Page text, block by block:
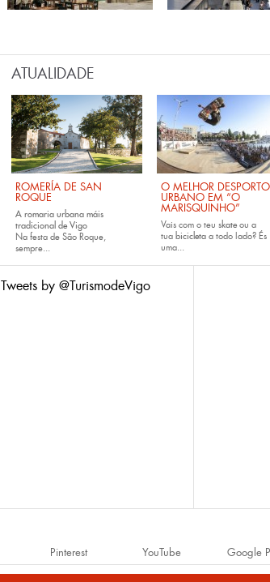
ATUALIDADE
ROMERÍA DE SAN
ROQUE
A romaria urbana máis
tradicional de Vigo
Na festa de São Roque,
sempre...
O MELHOR DESPORTO
URBANO EM “O
MARISQUINHO”
Vais com o teu skateou a
tua bicicleta a todo lado? És
uma...
Tweets by @TurismodeVigo
Pinterest YouTube Google